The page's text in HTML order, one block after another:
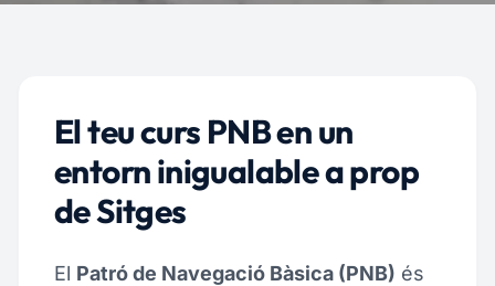
El teu curs PNB en un
entorn inigualable a prop
de Sitges
El Patró de Navegació Bàsica (PNB) és